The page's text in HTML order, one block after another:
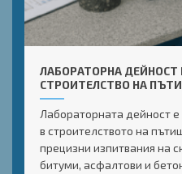
ЛАБОРАТОРНА ДЕЙНОСТ
СТРОИТЕЛСТВО НА
Лабораторната дейност
в строителството на
прецизни изпитвания на
битуми, асфалтови и